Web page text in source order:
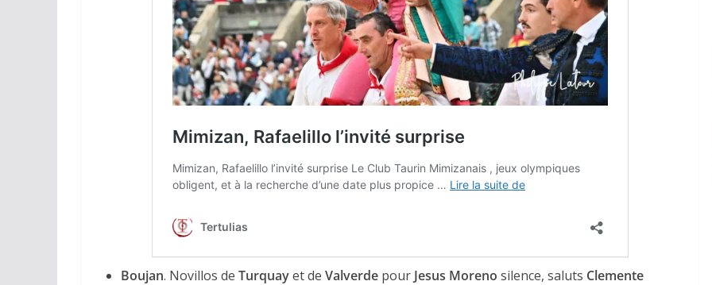
Boujan. Novillos de Turquayet de Valverde pour Jesus Moreno silence, saluts Clemente
ACTUALITÉS TAURINES
CHRONIQUES TAURINES 2026
Arles : au seuil des
Istres : la feria des
Olivier Castelnau